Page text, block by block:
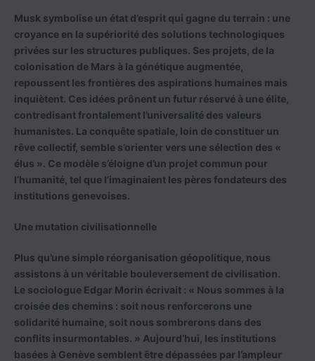
Musk symbolise un état d’esprit qui gagne du terrain : une
croyance en la supériorité des solutions technologiques
privées sur les structures publiques. Ses projets, de la
colonisation de Mars à la génétique augmentée,
repoussent les frontières des aspirations humaines mais
inquiètent. Ces idées prônent un futur réservé à une élite,
contredisant frontalement l’universalité des valeurs
humanistes. La conquête spatiale, loin de constituer un
rêve collectif, semble s’orienter vers une sélection des «
élus ». Ce modèle s’éloigne d’un projet commun pour
l’humanité, tel que l’imaginaient les pères fondateurs des
institutions genevoises.
Une mutation civilisationnelle
Plus qu’une simple réorganisation géopolitique, nous
assistons à un véritable bouleversement de civilisation.
Le sociologue Edgar Morin écrivait : « Nous sommes à la
croisée des chemins : soit nous renforcerons une
solidarité humaine, soit nous sombrerons dans des
conflits insurmontables. » Aujourd’hui, les institutions
basées à Genève semblent être dépassées par l’ampleur